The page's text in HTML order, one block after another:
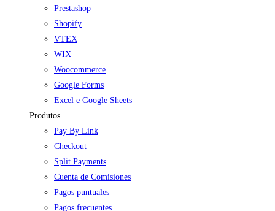
Prestashop
Shopify
VTEX
WIX
Woocommerce
Google Forms
Excel e Google Sheets
Produtos
Pay By Link
Checkout
Split Payments
Cuenta de Comisiones
Pagos puntuales
Pagos frecuentes